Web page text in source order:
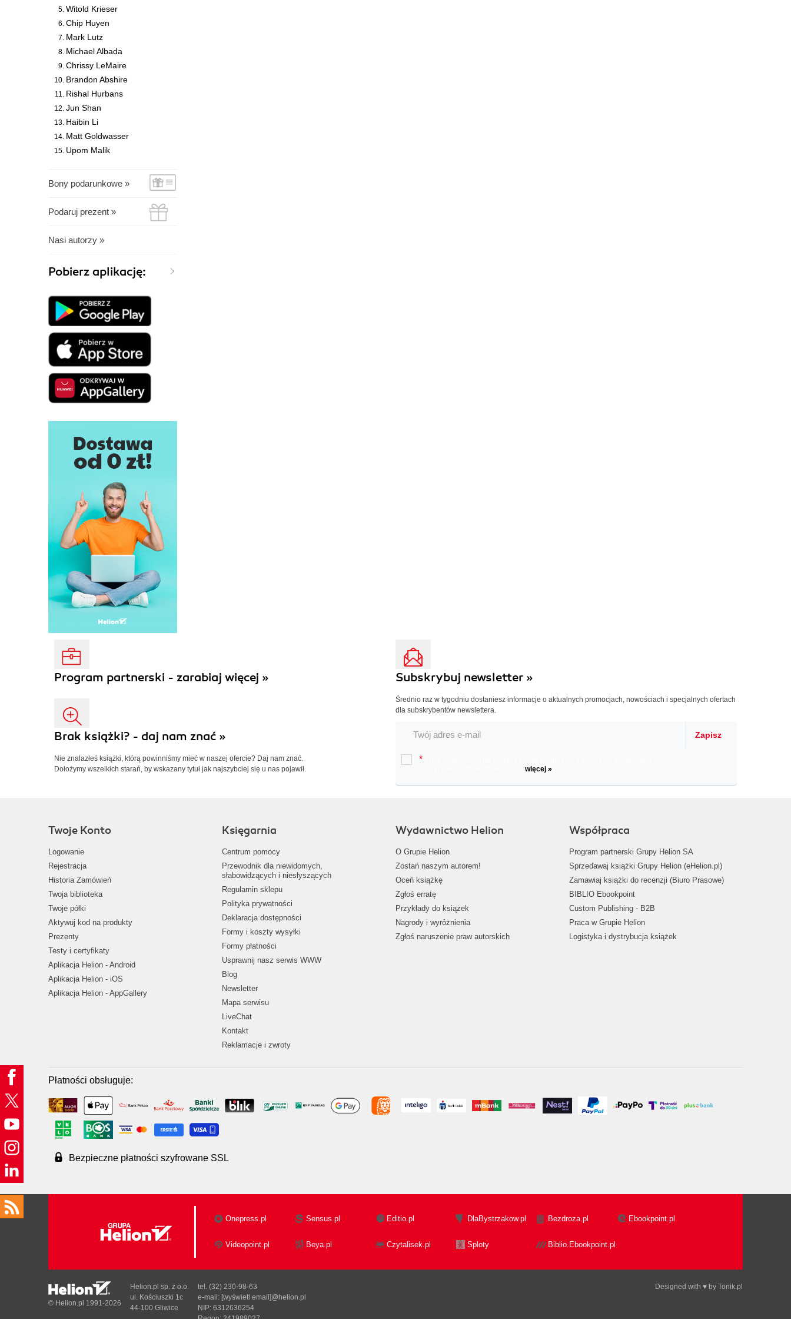
Witold Krieser
Chip Huyen
Mark Lutz
Michael Albada
Chrissy LeMaire
Brandon Abshire
Rishal Hurbans
Jun Shan
Haibin Li
Matt Goldwasser
Upom Malik
Bony podarunkowe »
Podaruj prezent »
Nasi autorzy »
Pobierz aplikację:
Program partnerski - zarabiaj więcej »
Brak książki? - daj nam znać »
Nie znalazłeś książki, którą powinniśmy mieć w naszej ofercie? Daj nam znać.
Dołożymy wszelkich starań, by wskazany tytuł jak najszybciej się u nas pojawił.
Subskrybuj newsletter »
Średnio raz w tygodniu dostaniesz informacje o aktualnych promocjach, nowościach i specjalnych ofertach
dla subskrybentów newslettera.
Zapisz
*
więcej »
Twoje Konto
Logowanie
Rejestracja
Historia Zamówień
Twoja biblioteka
Twoje półki
Aktywuj kod na produkty
Prezenty
Testy i certyfikaty
Aplikacja Helion - Android
Aplikacja Helion - iOS
Aplikacja Helion - AppGallery
Księgarnia
Centrum pomocy
Przewodnik dla niewidomych,
słabowidzących i niesłyszących
Regulamin sklepu
Polityka prywatności
Deklaracja dostępności
Formy i koszty wysyłki
Formy płatności
Usprawnij nasz serwis WWW
Blog
Newsletter
Mapa serwisu
LiveChat
Kontakt
Reklamacje i zwroty
Wydawnictwo Helion
O Grupie Helion
Zostań naszym autorem!
Oceń książkę
Zgłoś erratę
Przykłady do książek
Nagrody i wyróżnienia
Zgłoś naruszenie praw autorskich
Współpraca
Program partnerski Grupy Helion SA
Sprzedawaj książki Grupy Helion (eHelion.pl)
Zamawiaj książki do recenzji (Biuro Prasowe)
BIBLIO Ebookpoint
Custom Publishing - B2B
Praca w Grupie Helion
Logistyka i dystrybucja książek
Płatności obsługuje:
Bezpieczne płatności szyfrowane SSL
Onepress.pl Sensus.pl Editio.pl DlaBystrzakow.pl Bezdroza.pl Ebookpoint.pl
Videopoint.pl Beya.pl Czytalisek.pl Sploty Biblio.Ebookpoint.pl
Designed with ♥ by Tonik.pl
© Helion.pl 1991-2026
Helion.pl sp. z o.o.
ul. Kościuszki 1c
44-100 Gliwice
tel. (32) 230-98-63
e-mail: [wyświetl email]@helion.pl
NIP: 6312636254